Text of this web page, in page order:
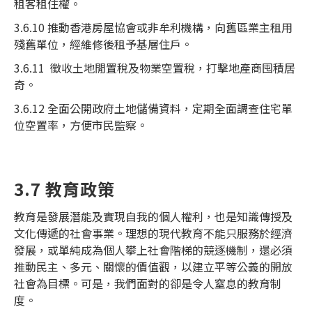
3.6.10 推動香港房屋協會或非牟利機構，向舊區業主租用
殘舊單位，經維修後租予基層住戶。
3.6.11 徵收土地閒置稅及物業空置稅，打擊地產商囤積居
奇。
3.6.12 全面公開政府土地儲備資料，定期全面調查住宅單
位空置率，方便市民監察。
3.7 教育政策
教育是發展潛能及實現自我的個人權利，也是知識傳授及
文化傳遞的社會事業。理想的現代教育不能只服務於經濟
發展，或單純成為個人攀上社會階梯的競逐機制，還必須
推動民主、多元、關懷的價值觀，以建立平等公義的開放
社會為目標。可是，我們面對的卻是令人窒息的教育制
度。